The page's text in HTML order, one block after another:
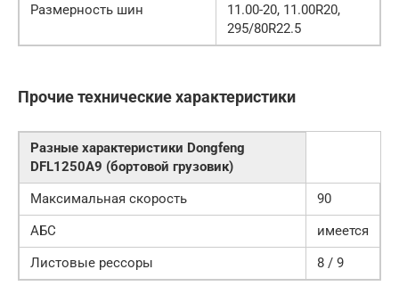
Размерность шин
11.00-20, 11.00R20,
295/80R22.5
Прочие технические характеристики
Разные характеристики Dongfeng
DFL1250A9 (бортовой грузовик)
Максимальная скорость
90
АБС
имеется
Листовые рессоры
8 / 9